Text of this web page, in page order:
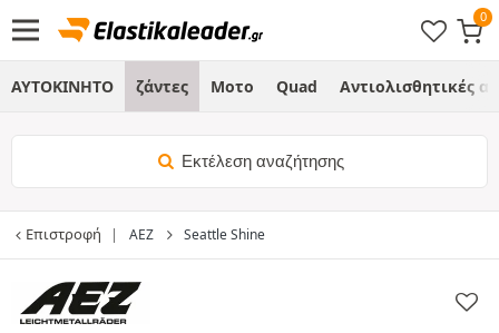
ΑΥΤΟΚΙΝΗΤΟ ζάντες Μοτο Quad Αντιολισθητικές
Εκτέλεση αναζήτησης
Επιστροφή AEZ Seattle Shine